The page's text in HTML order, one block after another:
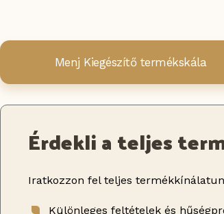
Menj Kiegészítő termékskála
Érdekli a teljes
Iratkozzon fel teljes
Különleges feltételek és